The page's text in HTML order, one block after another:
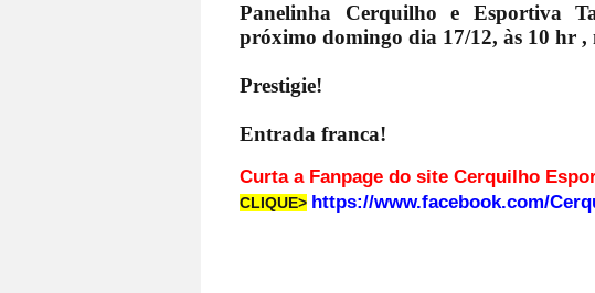
Panelinha Cerquilho e Esportiva
próximo domingo dia 17/12, às 10 hr
Prestigie!
Entrada franca!
Curta a Fanpage do site
CLIQUE> https://www.facebook.com/